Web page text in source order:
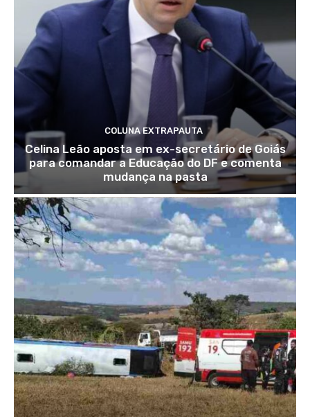
COLUNA EXTRAPAUTA
Celina Leão aposta em ex-secretário de Goiás
para comandar a Educação do DF e comenta
mudança na pasta